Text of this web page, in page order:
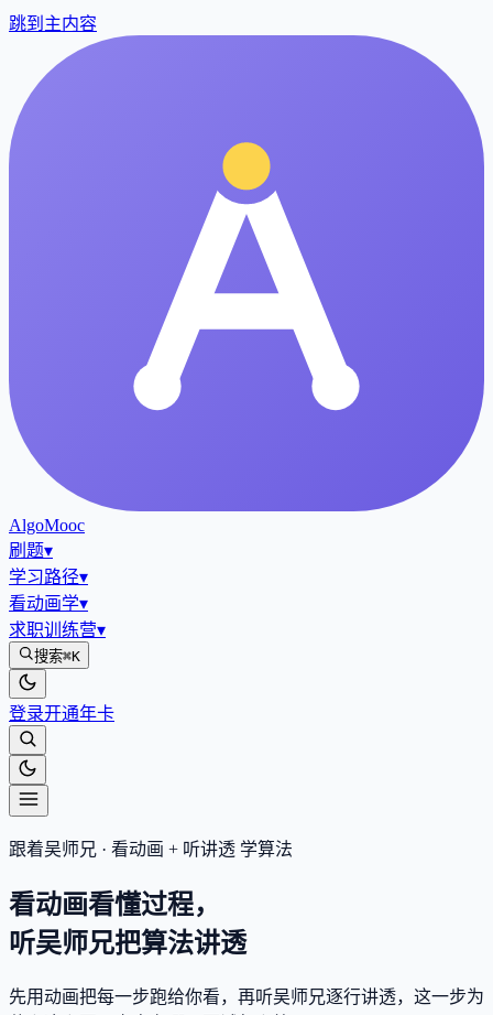
跳到主内容
AlgoMooc
刷题▾
学习路径▾
看动画学▾
求职训练营▾
搜索⌘K
登录开通年卡
跟着吴师兄 · 看动画 + 听讲透 学算法
看动画看懂过程，
听吴师兄把算法讲透
先用动画把每一步跑给你看，再听吴师兄逐行讲透，这一步为